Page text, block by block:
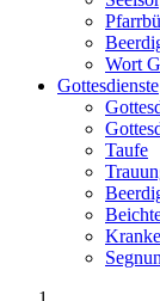
Wort
Gottesdienste
Taufe